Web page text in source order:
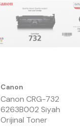
Canon
Canon CRG-732
6263B002 Siyah
Orijinal Toner